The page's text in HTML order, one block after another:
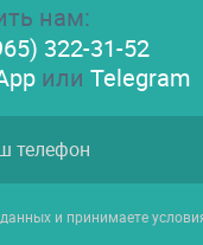
нам:
322-31-52
или Telegram
и принимаете